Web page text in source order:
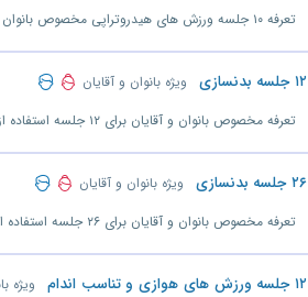
تعرفه ۱۰ جلسه ورزش های هیدروتراپی مخصوص بانوان گرامی. مدت اعتبار ۴۵ روز می باشد.
۱۲ جلسه بدنسازی ویژه بانوان و آقایان
تعرفه مخصوص بانوان و آقایان برای ۱۲ جلسه استفاده از باشگاه بدنسازی. (مدت اعتبار ۴۰ روز)
۲۶ جلسه بدنسازی ویژه بانوان و آقایان
تعرفه مخصوص بانوان و آقایان برای ۲۶ جلسه استفاده از باشگاه بدنسازی. (مدت اعتبار ۷۵ روز)
۱۲ جلسه ورزش های هوازی و تناسب اندام ویژه